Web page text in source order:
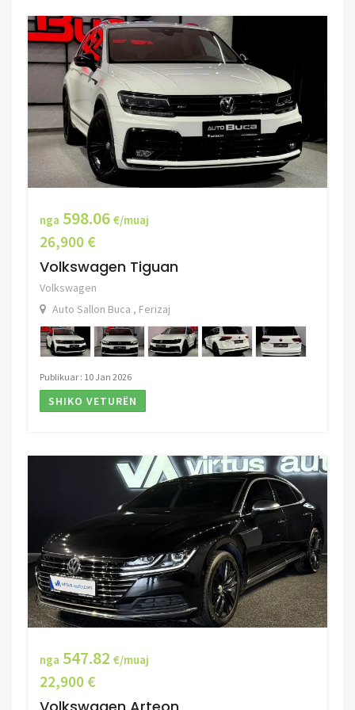
nga 598.06 €/muaj
26,900 €
Volkswagen Tiguan
Volkswagen
Auto Sallon Buca , Ferizaj
Publikuar : 10 Jan 2026
SHIKO VETURËN
nga 547.82 €/muaj
22,900 €